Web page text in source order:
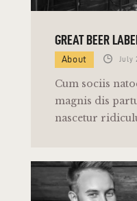
GREAT BEER
About July
Cum sociis
magnis dis
nascetur